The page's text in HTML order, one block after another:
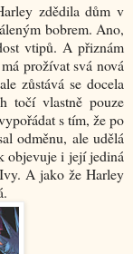
zdědila dům v
bobrem. Ano,
vtipů. A přiznám
prožívat svá nová
zůstává se docela
točí vlastně pouze
s tím, že po
odměnu, ale udělá
objevuje i její jediná
A jako že Harley